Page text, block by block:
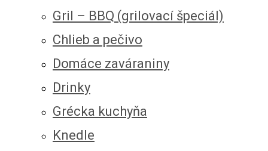
Gril – BBQ (grilovací špeciál)
Chlieb a pečivo
Domáce zaváraniny
Drinky
Grécka kuchyňa
Knedle